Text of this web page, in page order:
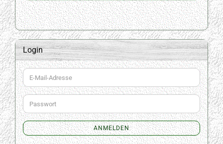
Login
E-
Mail-
Adresse
Passwort
ANMELDEN